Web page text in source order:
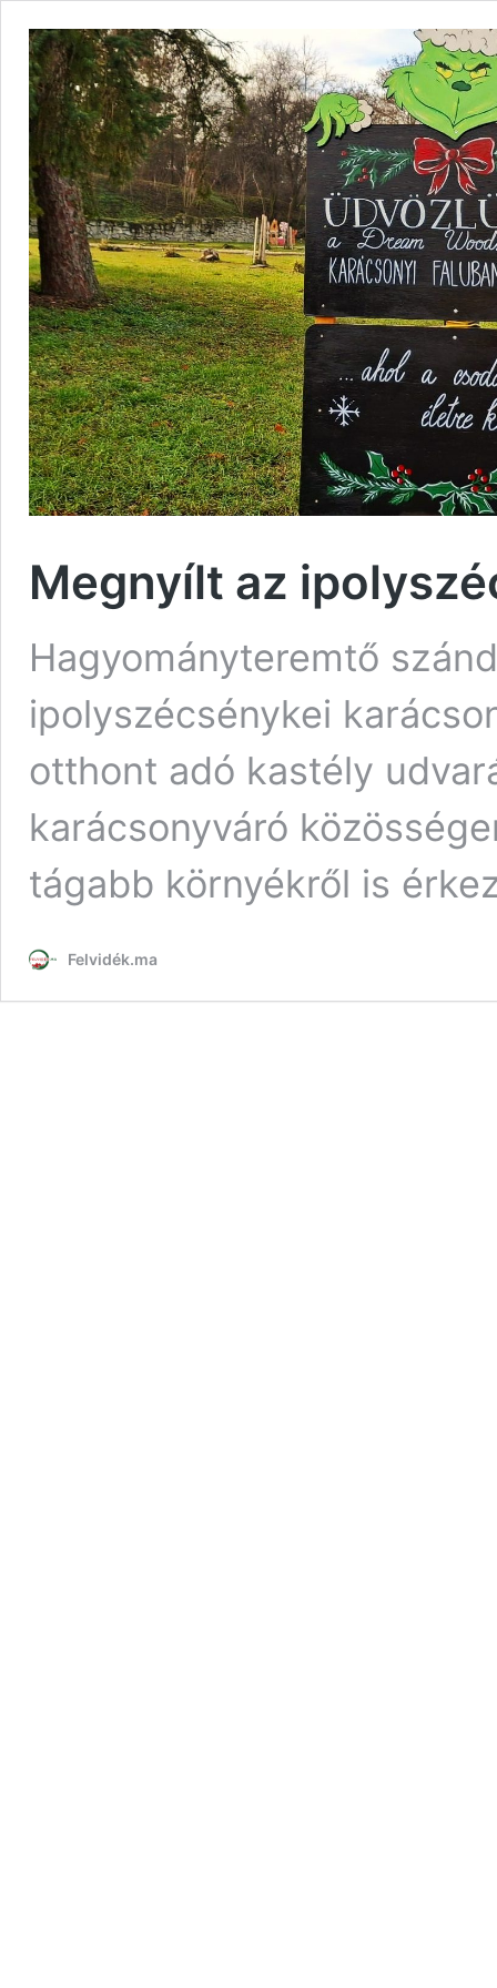
Megnyílt az
Hagyományteremtő
ipolyszécsénykei
otthont adó kastély
karácsonyváró
tágabb környékről is
Felvidék.ma